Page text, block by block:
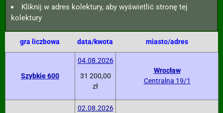
Kliknij w adres kolektury, aby wyświetlić stronę tej
kolektury
gra liczbowa data/kwota miasto/adres
Szybkie 600
04.08.2026
31 200,00
zł
Wrocław
Centralna 19/1
02.08.2026